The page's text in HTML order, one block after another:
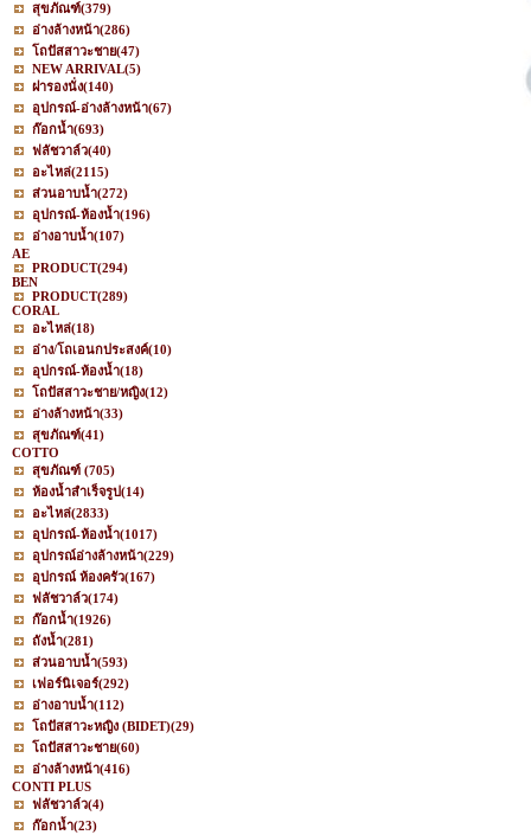
สุขภัณฑ์(379)
อ่างล้างหน้า(286)
โถปัสสาวะชาย(47)
NEW ARRIVAL(5)
ฝารองนั่ง(140)
อุปกรณ์-อ่างล้างหน้า(67)
ก๊อกน้ำ(693)
ฟลัชวาล์ว(40)
อะไหล่(2115)
ส่วนอาบน้ำ(272)
อุปกรณ์-ห้องน้ำ(196)
อ่างอาบน้ำ(107)
AE
PRODUCT(294)
BEN
PRODUCT(289)
CORAL
อะไหล่(18)
อ่าง/โถเอนกประสงค์(10)
อุปกรณ์-ห้องน้ำ(18)
โถปัสสาวะชาย/หญิง(12)
อ่างล้างหน้า(33)
สุขภัณฑ์(41)
COTTO
สุขภัณฑ์ (705)
ห้องน้ำสำเร็จรูป(14)
อะไหล่(2833)
อุปกรณ์-ห้องน้ำ(1017)
อุปกรณ์อ่างล้างหน้า(229)
อุปกรณ์ ห้องครัว(167)
ฟลัชวาล์ว(174)
ก๊อกน้ำ(1926)
ถังน้ำ(281)
ส่วนอาบน้ำ(593)
เฟอร์นิเจอร์(292)
อ่างอาบน้ำ(112)
โถปัสสาวะหญิง (BIDET)(29)
โถปัสสาวะชาย(60)
อ่างล้างหน้า(416)
CONTI PLUS
ฟลัชวาล์ว(4)
ก๊อกน้ำ(23)